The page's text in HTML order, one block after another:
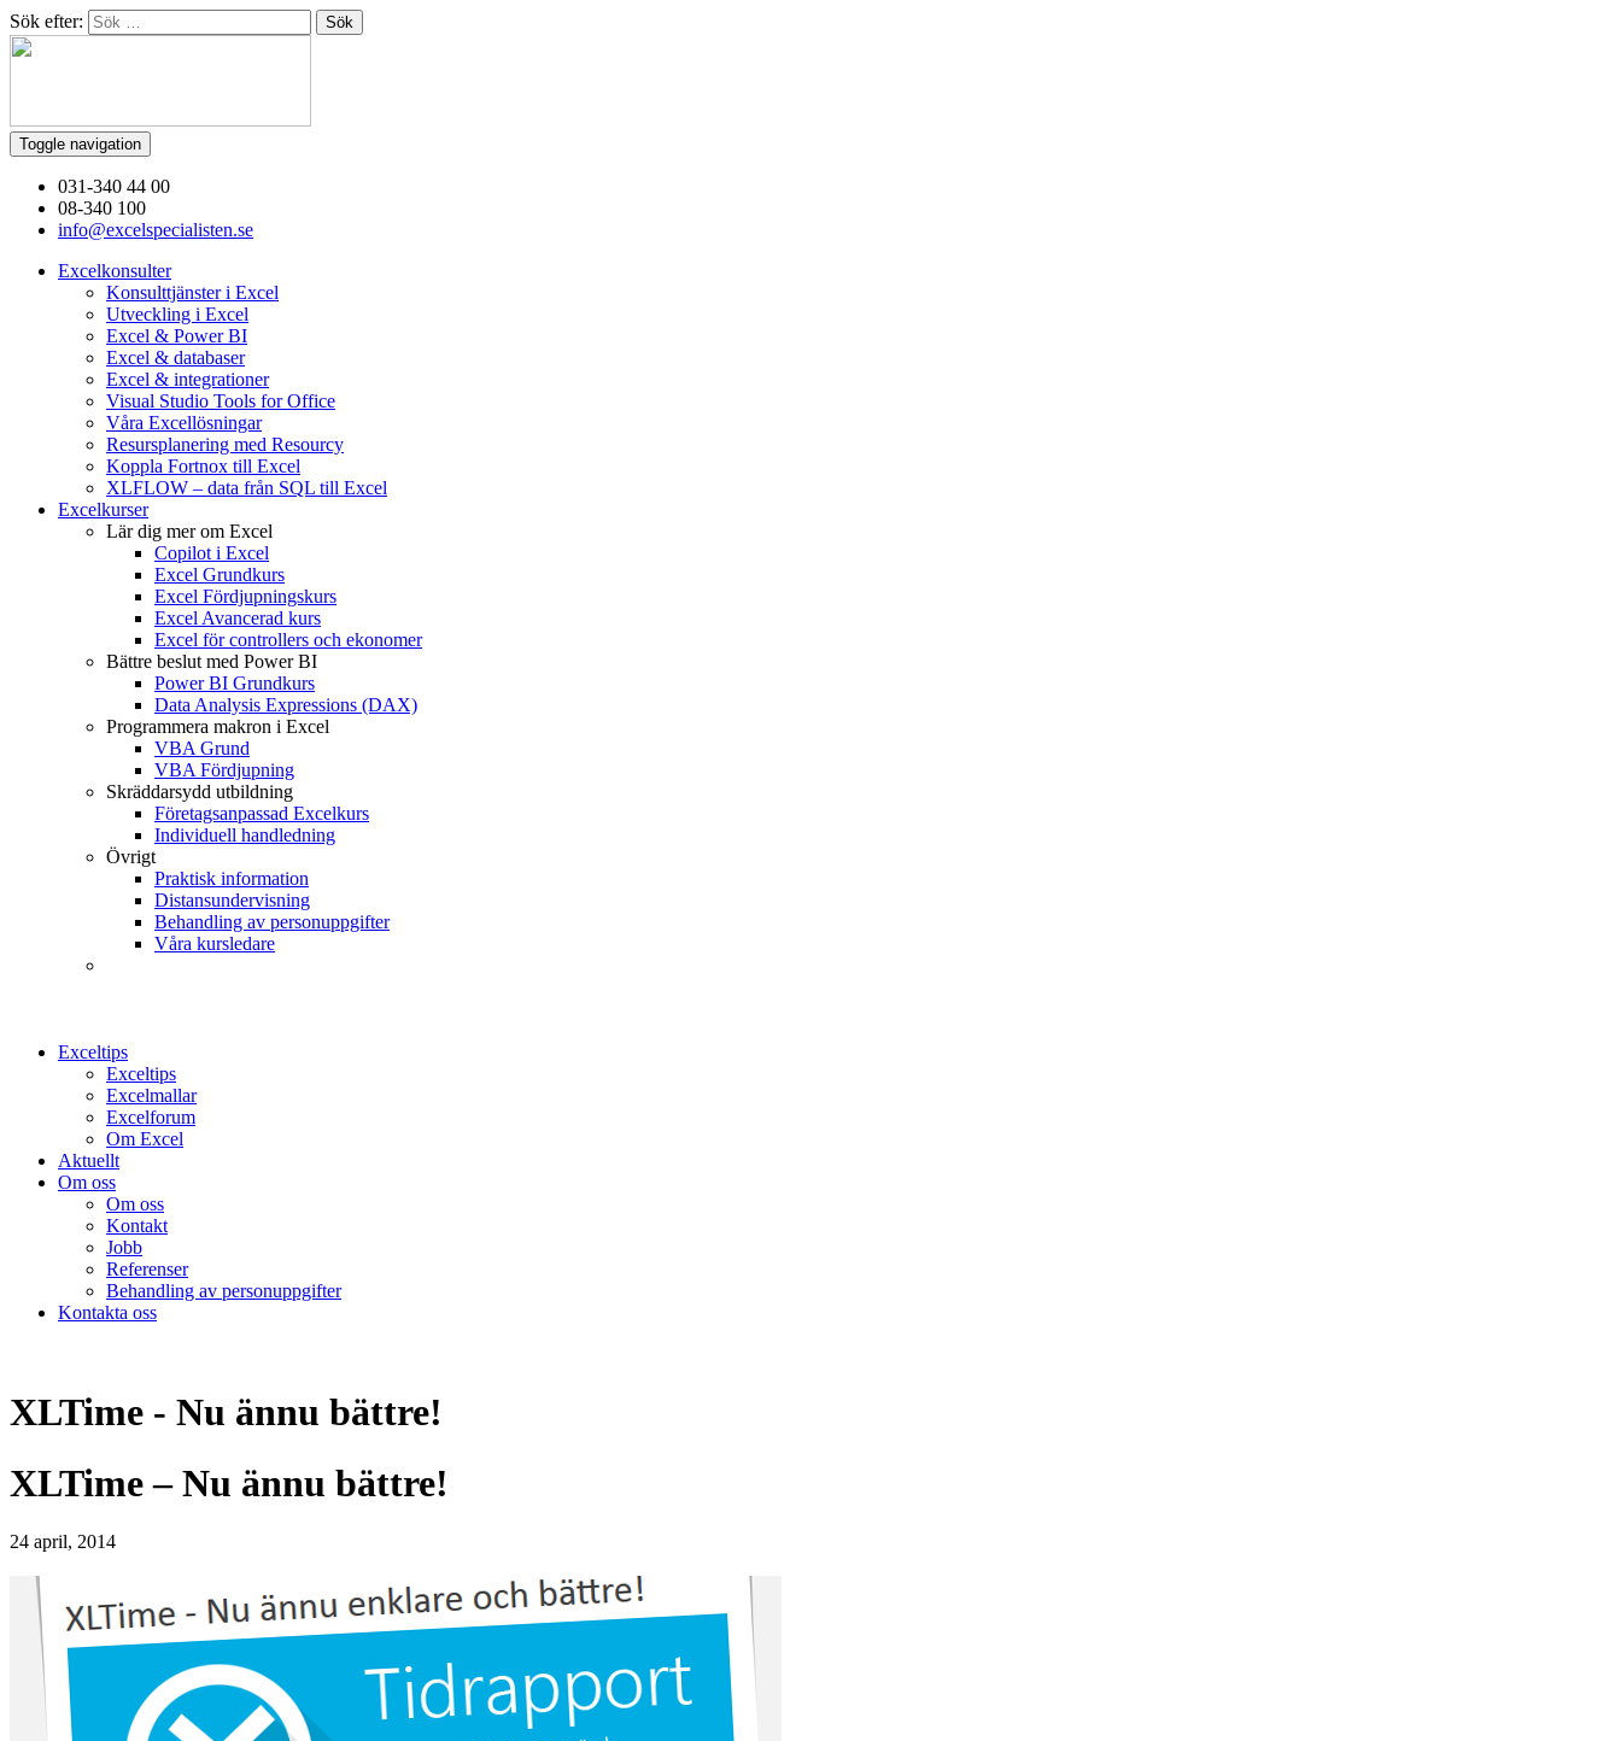
Sök efter:
Toggle navigation
031-340 44 00
08-340 100
info@excelspecialisten.se
Excelkonsulter
Konsulttjänster i Excel
Utveckling i Excel
Excel & Power BI
Excel & databaser
Excel & integrationer
Visual Studio Tools for Office
Våra Excellösningar
Resursplanering med Resourcy
Koppla Fortnox till Excel
XLFLOW – data från SQL till Excel
Excelkurser
Lär dig mer om Excel
Copilot i Excel
Excel Grundkurs
Excel Fördjupningskurs
Excel Avancerad kurs
Excel för controllers och ekonomer
Bättre beslut med Power BI
Power BI Grundkurs
Data Analysis Expressions (DAX)
Programmera makron i Excel
VBA Grund
VBA Fördjupning
Skräddarsydd utbildning
Företagsanpassad Excelkurs
Individuell handledning
Övrigt
Praktisk information
Distansundervisning
Behandling av personuppgifter
Våra kursledare
Exceltips
Exceltips
Excelmallar
Excelforum
Om Excel
Aktuellt
Om oss
Om oss
Kontakt
Jobb
Referenser
Behandling av personuppgifter
Kontakta oss
XLTime - Nu ännu bättre!
XLTime – Nu ännu bättre!
24 april, 2014